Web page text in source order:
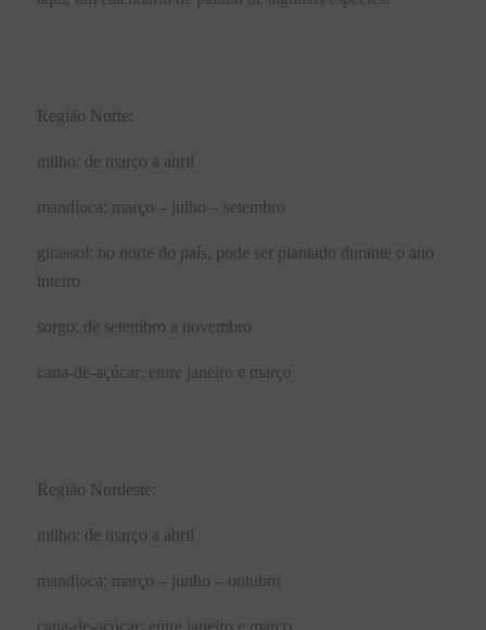
Região Norte:
milho: de março a abril
mandioca: março – julho – setembro
girassol: no norte do país, pode ser plantado durante o ano
inteiro
sorgo: de setembro a novembro
cana-de-açúcar: entre janeiro e março
Região Nordeste:
milho: de março a abril
mandioca: março – junho – outubro
cana-de-açúcar: entre janeiro e março